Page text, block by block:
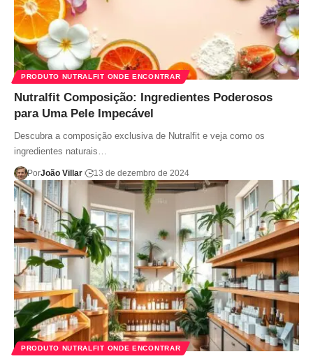
PRODUTO NUTRALFIT ONDE ENCONTRAR
Nutralfit Composição: Ingredientes Poderosos
para Uma Pele Impecável
Descubra a composição exclusiva de Nutralfit e veja como os
ingredientes naturais…
PorJoão Villar 13 de dezembro de 2024
PRODUTO NUTRALFIT ONDE ENCONTRAR